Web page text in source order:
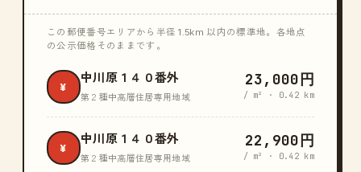
この郵便番号エリアから半径 1.5km 以内の標準地。各地点
の公示価格そのままです。
¥
中川原１４０番外
第２種中高層住居専用地域
23,000円
/ m² · 0.42 km
¥
中川原１４０番外
第２種中高層住居専用地域
22,900円
/ m² · 0.42 km